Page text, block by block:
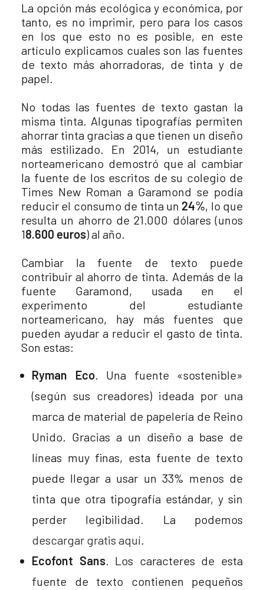
La opción más ecológica y económica, por
tanto, es no imprimir, pero para los casos
en los que esto no es posible, en este
artículo explicamos cuales son las fuentes
de texto más ahorradoras, de tinta y de
papel.
No todas las fuentes de texto gastan la
misma tinta. Algunas tipografías permiten
ahorrar tinta gracias a que tienen un diseño
más estilizado. En 2014, un estudiante
norteamericano demostró que al cambiar
la fuente de los escritos de su colegio de
Times New Roman a Garamond se podía
reducir el consumo de tinta un 24%, lo que
resulta un ahorro de 21.000 dólares (unos
18.600 euros) al año.
Cambiar la fuente de texto puede
contribuir al ahorro de tinta. Además de la
fuente Garamond, usada en el
experimento del estudiante
norteamericano, hay más fuentes que
pueden ayudar a reducir el gasto de tinta.
Son estas:
Ryman Eco. Una fuente «sostenible»
(según sus creadores) ideada por una
marca de material de papelería de Reino
Unido. Gracias a un diseño a base de
líneas muy finas, esta fuente de texto
puede llegar a usar un 33% menos de
tinta que otra tipografía estándar, y sin
perder legibilidad. La podemos
descargar gratis aquí.
Ecofont Sans. Los caracteres de esta
fuente de texto contienen pequeños